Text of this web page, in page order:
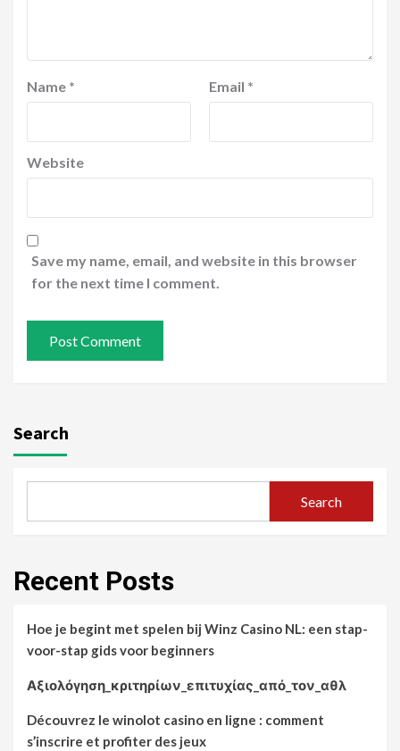
Name * Email *
Website
Save my name, email, and website in this browser
for the next time I comment.
Search
Search
Recent Posts
Hoe je begint met spelen bij Winz Casino NL: een stap-
voor-stap gids voor beginners
Αξιολόγηση_κριτηρίων_επιτυχίας_από_τον_αθλ
Découvrez le winolot casino en ligne : comment
s’inscrire et profiter des jeux